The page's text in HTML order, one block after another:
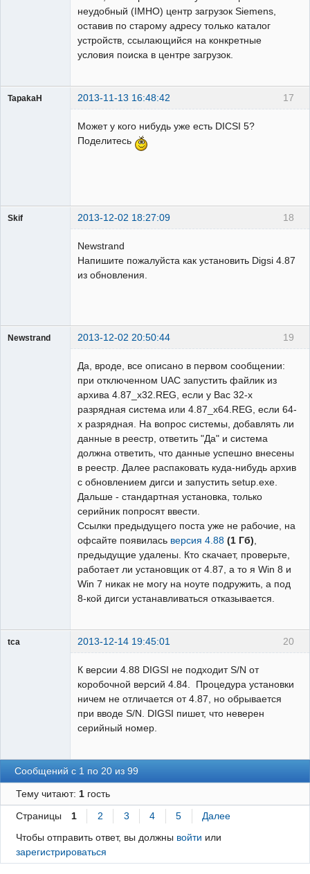
неудобный (IMHO) центр загрузок Siemens,
оставив по старому адресу только каталог
устройств, ссылающийся на конкретные
условия поиска в центре загрузок.
17
TapakaH 2013-11-13 16:48:42
Может у кого нибудь уже есть DICSI 5?
Поделитесь
18
Skif 2013-12-02 18:27:09
Newstrand
Напишите пожалуйста как установить Digsi 4.87
из обновления.
19
Newstrand 2013-12-02 20:50:44
Да, вроде, все описано в первом сообщении:
при отключенном UAC запустить файлик из
архива 4.87_x32.REG, если у Вас 32-х
разрядная система или 4.87_x64.REG, если 64-
х разрядная. На вопрос системы, добавлять ли
данные в реестр, ответить "Да" и система
должна ответить, что данные успешно внесены
в реестр. Далее распаковать куда-нибудь архив
с обновлением дигси и запустить setup.exe.
Дальше - стандартная установка, только
серийник попросят ввести.
Ссылки предыдущего поста уже не рабочие, на
офсайте появилась версия 4.88 (1 Гб)
предыдущие удалены. Кто скачает, проверьте,
работает ли установщик от 4.87, а то я Win 8 и
Win 7 никак не могу на ноуте подружить, а под
8-кой дигси устанавливаться отказывается.
20
tca 2013-12-14 19:45:01
К версии 4.88 DIGSI не подходит S/N от
коробочной версий 4.84. Процедура установки
ничем не отличается от 4.87, но обрывается
при вводе S/N. DIGSI пишет, что неверен
серийный номер.
Сообщений с 1 по 20 из 99
Тему читают: 1гость
Страницы 1 2 3 4 5
Далее
Чтобы отправить ответ, вы должны войти или
зарегистрироваться